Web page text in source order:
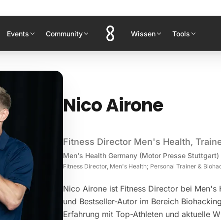
Events Community Wissen Tools
Nico Airone
Fitness Director Men's Health,
Men's Health Germany (Motor Presse Stuttgart)
Fitness Director, Men's Health; Personal Trainer &
Nico Airone ist Fitness Director bei Men's
und Bestseller-Autor im Bereich
Erfahrung mit Top-Athleten und aktuelle